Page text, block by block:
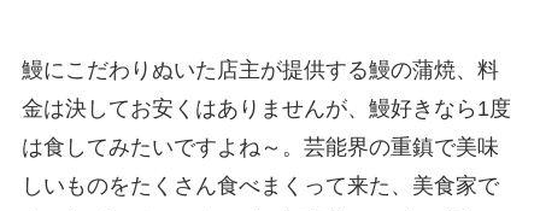
鰻にこだわりぬいた店主が提供する鰻の蒲焼、料
金は決してお安くはありませんが、鰻好きなら1度
は食してみたいですよね～。芸能界の重鎮で美味
しいものをたくさん食べまくって来た、美食家で